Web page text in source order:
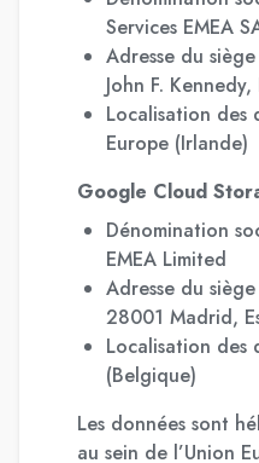
Services EMEA
Adresse du
John F.
Localisation des
Europe (Irlande)
Google Cloud
Dénomination
EMEA Limited
Adresse du
28001 Madrid,
Localisation des
(Belgique)
Les données sont
au sein de l’Union